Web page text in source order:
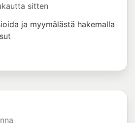
sitten
ja myymälästä hakemalla